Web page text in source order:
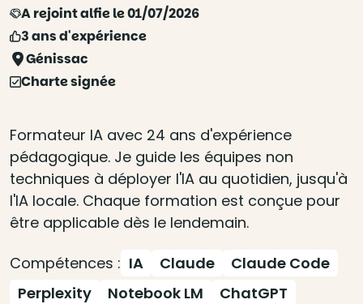
A rejoint alfie le 01/07/2026
3 ans d'expérience
Génissac
Charte signée
Formateur IA avec 24 ans d'expérience
pédagogique. Je guide les équipes non
techniques à déployer l'IA au quotidien, jusqu'à
l'IA locale. Chaque formation est conçue pour
être applicable dès le lendemain.
Compétences : IA Claude
Claude Code
Perplexity
Notebook LM
ChatGPT